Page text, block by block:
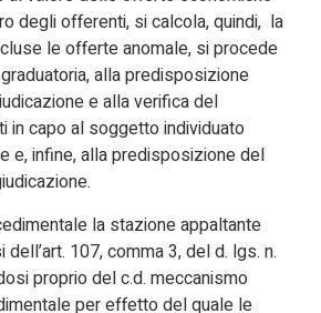
degli offerenti, si calcola, quindi, la
le offerte anomale, si procede
alla predisposizione
e alla verifica del
in capo al soggetto individuato
e, infine, alla predisposizione del
la stazione appaltante
107, comma 3, del d. lgs. n.
proprio del c.d. meccanismo
per effetto del quale le